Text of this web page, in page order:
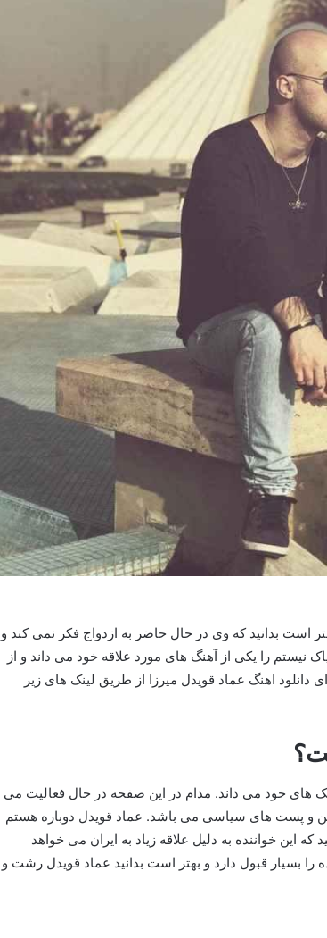
بدانید که وی در حال حاضر به ازدواج فکر نمی کند و
نیستم را یکی از آهنگ های مورد علاقه خود می داند و از
دانلود اهنگ عماد قویدل میرزا از طریق لینک های زیر
های خود می داند. مدام در این صفحه در حال فعالیت می
و پست های سیاسی می باشد. عماد قویدل دوباره هستم
این خواننده به دلیل علاقه زیاد به ایران می خواهد
را بسیار قبول دارد و بهتر است بدانید عماد قویدل رشت و